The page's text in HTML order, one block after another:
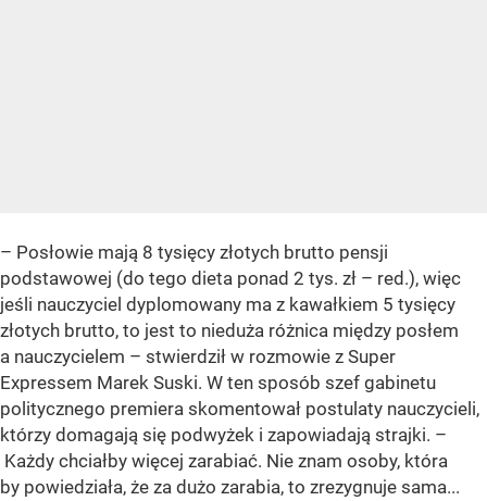
– Posłowie mają 8 tysięcy złotych brutto pensji
podstawowej (do tego dieta ponad 2 tys. zł – red.), więc
jeśli nauczyciel dyplomowany ma z kawałkiem 5 tysięcy
złotych brutto, to jest to nieduża różnica między posłem
a nauczycielem – stwierdził w rozmowie z Super
Expressem Marek Suski. W ten sposób szef gabinetu
politycznego premiera skomentował postulaty nauczycieli,
którzy domagają się podwyżek i zapowiadają strajki. –
Każdy chciałby więcej zarabiać. Nie znam osoby, która
by powiedziała, że za dużo zarabia, to zrezygnuje sama...